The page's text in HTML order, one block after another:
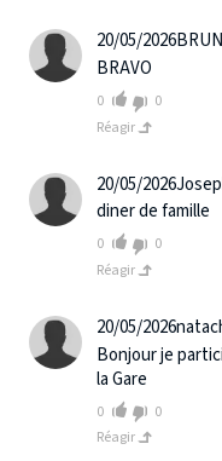
20/05/2026
BRAVO
0
0
Réagir
20/05/2026
diner de famille
0
0
Réagir
20/05/2026
Bonjour je
la Gare
0
0
Réagir